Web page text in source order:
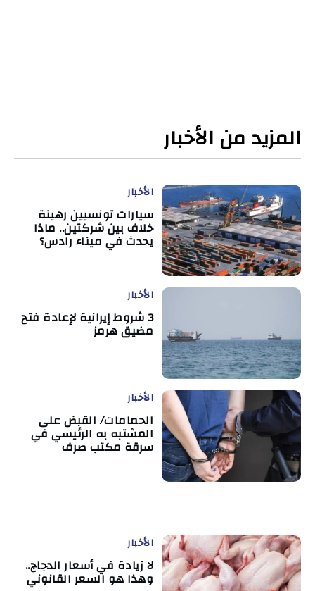
المزيد من الأخبار
الأخبار
سيارات تونسيين رهينة
خلاف بين شركتين.. ماذا
يحدث في ميناء رادس؟
الأخبار
3 شروط إيرانية لإعادة فتح
مضيق هرمز
الأخبار
الحمامات/ القبض على
المشتبه به الرئيسي في
سرقة مكتب صرف
الأخبار
لا زيادة في أسعار الدجاج..
وهذا هو السعر القانوني